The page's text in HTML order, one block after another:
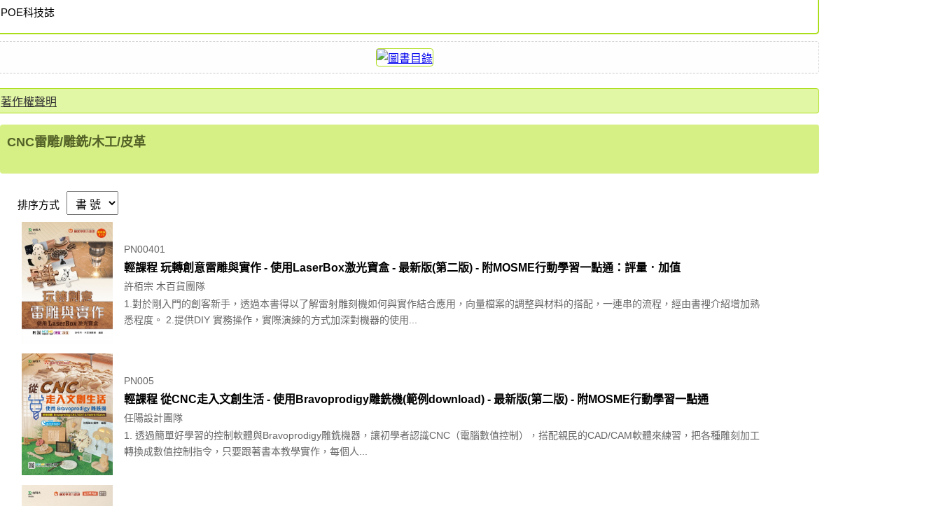
科技誌
著作權聲明
CNC雷雕/雕銑/木工/皮革
排序方式
PN00401
輕課程 玩轉創意雷雕與實作 - 使用LaserBox激光寶盒 - 最新版(第二版) - 附MOSME行動學習一點通：評量．加值
許栢宗 木百貨團隊
1.對於剛入門的創客新手，透過本書得以了解雷射雕刻機如何與實作結合應用，向量檔案的調整與材料的搭配，一連串的流程，經由書裡介紹增加熟
悉程度。 2.提供DIY 實務操作，實際演練的方式加深對機器的使用...
PN005
輕課程 從CNC走入文創生活 - 使用Bravoprodigy雕銑機(範例download) - 最新版(第二版) - 附MOSME行動學習一點通
任陽設計團隊
1. 透過簡單好學習的控制軟體與Bravoprodigy雕銑機器，讓初學者認識CNC（電腦數值控制），搭配親民的CAD/CAM軟體來練習，把各種雕刻加工
轉換成數值控制指令，只要跟著書本教學實作，每個人...